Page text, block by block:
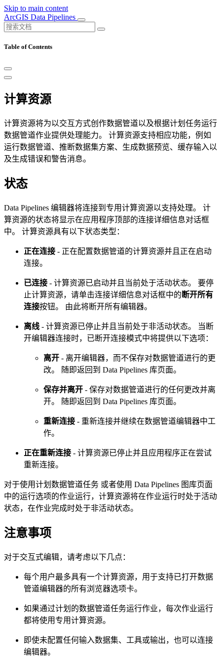
Skip to main content
ArcGIS Data Pipelines
Table of Contents
计算资源
计算资源将为以交互方式创作数据管道以及根据计划任务运行
数据管道作业提供处理能力。 计算资源支持相应功能，例如
运行数据管道、推断数据集方案、生成数据预览、缓存输入以
及生成错误和警告消息。
状态
Data Pipelines 编辑器将连接到专用计算资源以支持处理。 计
算资源的状态将显示在应用程序顶部的连接详细信息对话框
中。 计算资源具有以下状态类型：
正在连接 - 正在配置数据管道的计算资源并且正在启动
连接。
已连接 - 计算资源已启动并且当前处于活动状态。 要停
止计算资源，请单击连接详细信息对话框中的 断开所有
连接按钮。 由此将断开所有编辑器。
离线 - 计算资源已停止并且当前处于非活动状态。 当断
开编辑器连接时，已断开连接模式中将提供以下选项：
离开 - 离开编辑器，而不保存对数据管道进行的更
改。 随即返回到 Data Pipelines 库页面。
保存并离开 - 保存对数据管道进行的任何更改并离
开。 随即返回到 Data Pipelines 库页面。
重新连接 - 重新连接并继续在数据管道编辑器中工
作。
正在重新连接 - 计算资源已停止并且应用程序正在尝试
重新连接。
对于使用计划数据管道任务 或者使用 Data Pipelines 图库页面
中的运行选项的作业运行，计算资源将在作业运行时处于活动
状态，在作业完成时处于非活动状态。
注意事项
对于交互式编辑，请考虑以下几点：
每个用户最多具有一个计算资源，用于支持已打开数据
管道编辑器的所有浏览器选项卡。
如果通过计划的数据管道任务运行作业，每次作业运行
都将使用专用计算资源。
即使未配置任何输入数据集、工具或输出，也可以连接
编辑器。